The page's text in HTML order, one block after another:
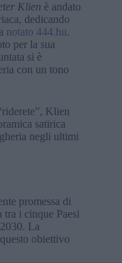
Klien è andato
dedicando
notato 444.hu.
per la sua
si è
con un tono
Klien
satirica
negli ultimi
promessa di
tra i cinque Paesi
La
obiettivo